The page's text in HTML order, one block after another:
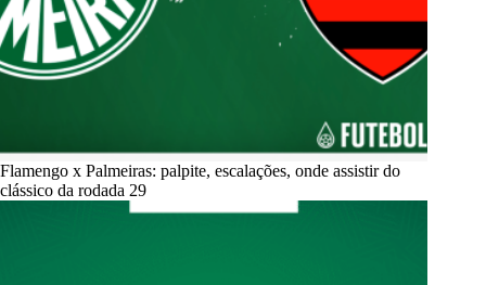
Flamengo x Palmeiras: palpite, escalações, onde assistir do
clássico da rodada 29